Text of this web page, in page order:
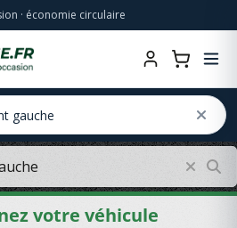
· économie circulaire
votre véhicule